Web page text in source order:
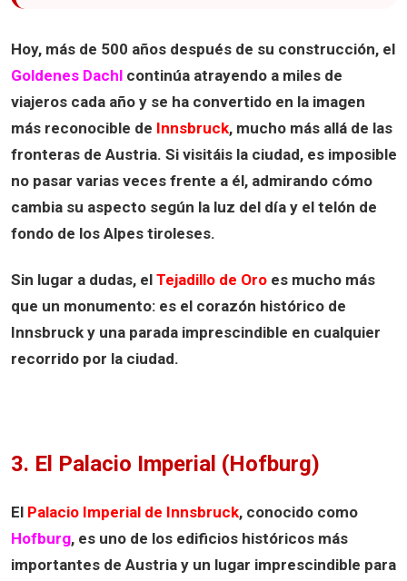
Hoy, más de 500 años después de su construcción, el
Goldenes Dachl continúa atrayendo a miles de
viajeros cada año y se ha convertido en la imagen
más reconocible de Innsbruck, mucho más allá de las
fronteras de Austria. Si visitáis la ciudad, es imposible
no pasar varias veces frente a él, admirando cómo
cambia su aspecto según la luz del día y el telón de
fondo de los Alpes tiroleses.
Sin lugar a dudas, el Tejadillo de Oro es mucho más
que un monumento: es el corazón histórico de
Innsbruck y una parada imprescindible en cualquier
recorrido por la ciudad.
3. El Palacio Imperial (Hofburg)
El Palacio Imperial de Innsbruck, conocido como
Hofburg, es uno de los edificios históricos más
importantes de Austria y un lugar imprescindible para